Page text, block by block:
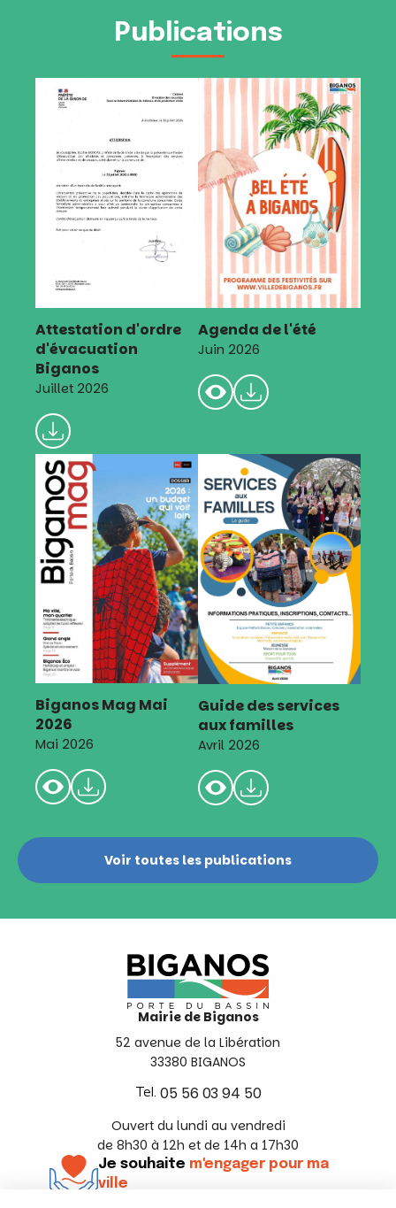
Publications
Attestation d'ordre
d'évacuation
Biganos
Juillet 2026
Agenda de l'été
Juin 2026
Biganos Mag Mai
2026
Mai 2026
Guide des services
aux familles
Avril 2026
Voir toutes les publications
Mairie de Biganos
52 avenue de la Libération
33380 BIGANOS
Tel. 05 56 03 94 50
Ouvert du lundi au vendredi
de 8h30 à 12h et de 14h a 17h30
Je souhaite m'engager pour ma
ville